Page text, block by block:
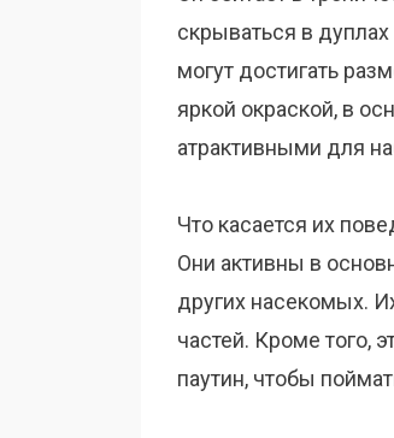
скрываться в
могут достигать
яркой окраской, в
атрактивными для
Что касается их
Они активны в
других насекомых.
частей. Кроме того,
паутин, чтобы